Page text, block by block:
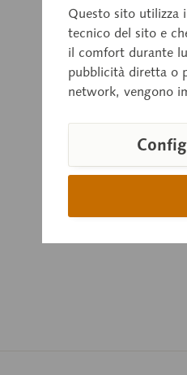
Questo sito utilizza
tecnico del sito e
il comfort durante
pubblicità diretta o
network, vengono